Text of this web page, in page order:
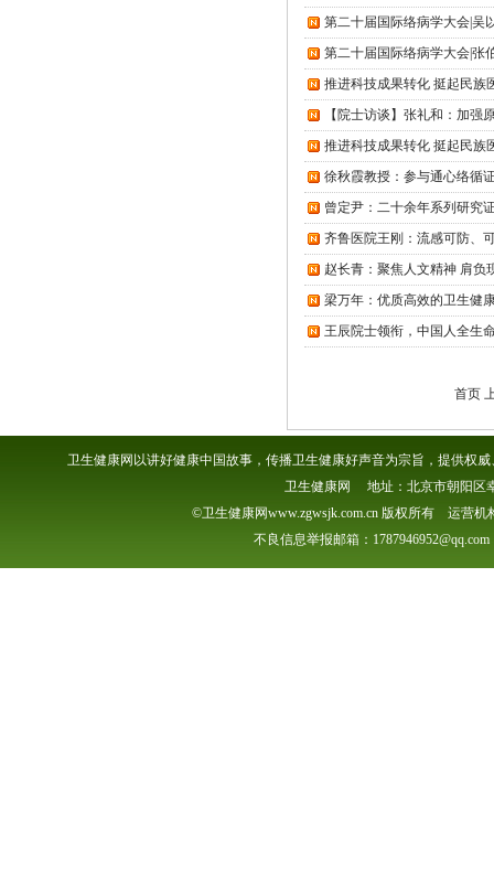
第二十届国际络病学大会|吴
第二十届国际络病学大会|张
推进科技成果转化 挺起民
【院士访谈】张礼和：加强
推进科技成果转化 挺起民
徐秋霞教授：参与通心络循
曾定尹：二十余年系列研究
齐鲁医院王刚：流感可防、
赵长青：聚焦人文精神 肩负
梁万年：优质高效的卫生健
王辰院士领衔，中国人全生
首页
卫生健康网以讲好健康中国故事，传播卫生健康好声音为宗旨，提供权
卫生健康网 地址：北京市朝阳区
©卫生健康网www.zgwsjk.com.cn 版权所有 运营
不良信息举报邮箱：